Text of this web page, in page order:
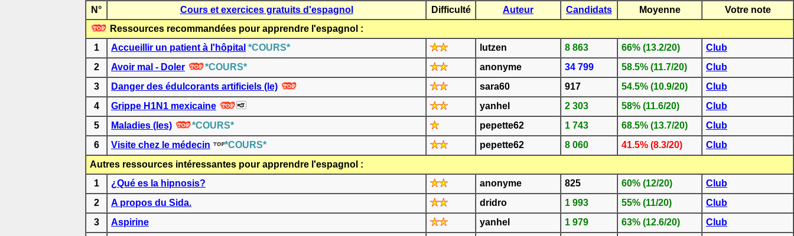
N°
Cours et exercices gratuits d'espagnol Difficulté Auteur Candidats Moyenne
Votre note
Ressources recommandées pour apprendre l'espagnol :
1
Accueillir un patient à l'hôpital *COURS* lutzen 8 863 66% (13.2/20)
Club
2
Avoir mal - Doler *COURS* anonyme 34 799 58.5% (11.7/20)
Club
3
Danger des édulcorants artificiels (le) sara60 917 54.5% (10.9/20)
Club
4
Grippe H1N1 mexicaine yanhel 2 303 58% (11.6/20)
Club
5
Maladies (les) *COURS* pepette62 1 743 68.5% (13.7/20)
Club
6
Visite chez le médecin *COURS* pepette62 8 060 41.5% (8.3/20)
Club
Autres ressources intéressantes pour apprendre l'espagnol :
1
¿Qué es la hipnosis? anonyme 825 60% (12/20)
Club
2
A propos du Sida. dridro 1 993 55% (11/20)
Club
3
Aspirine yanhel 1 979 63% (12.6/20)
Club